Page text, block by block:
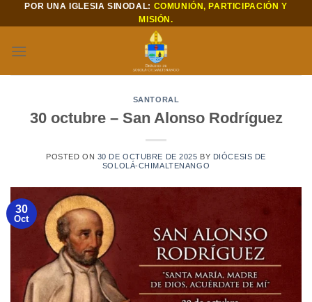
Saltar
al
POR UNA IGLESIA SINODAL: COMUNIÓN, PARTICIPACIÓN Y
MISIÓN.
SANTORAL
30 octubre – San Alonso Rodríguez
POSTED ON 30 DE OCTUBRE DE 2025 BY DIÓCESIS DE
SOLOLÁ-CHIMALTENANGO
30
Oct